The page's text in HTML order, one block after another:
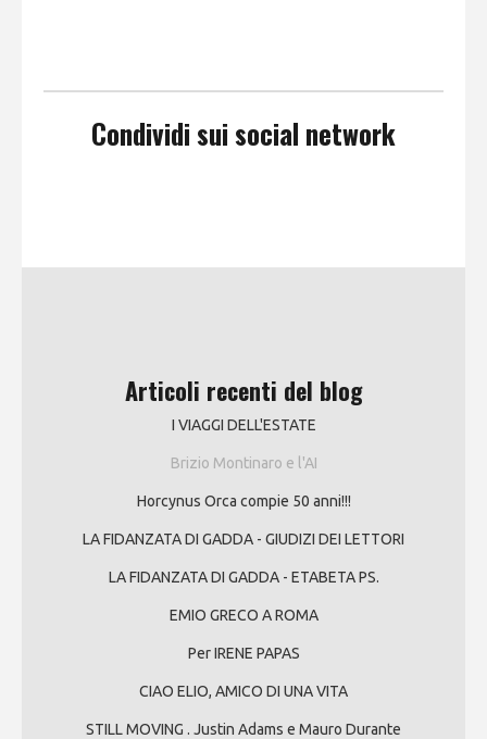
Condividi sui social network
Articoli recenti del blog
I VIAGGI DELL'ESTATE
Brizio Montinaro e l'AI
Horcynus Orca compie 50 anni!!!
LA FIDANZATA DI GADDA - GIUDIZI DEI LETTORI
LA FIDANZATA DI GADDA - ETABETA PS.
EMIO GRECO A ROMA
Per IRENE PAPAS
CIAO ELIO, AMICO DI UNA VITA
STILL MOVING . Justin Adams e Mauro Durante